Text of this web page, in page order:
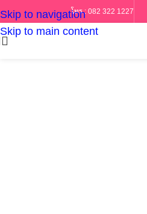
Skip to navigation
Skip to main content
โทร : 082 322 1227